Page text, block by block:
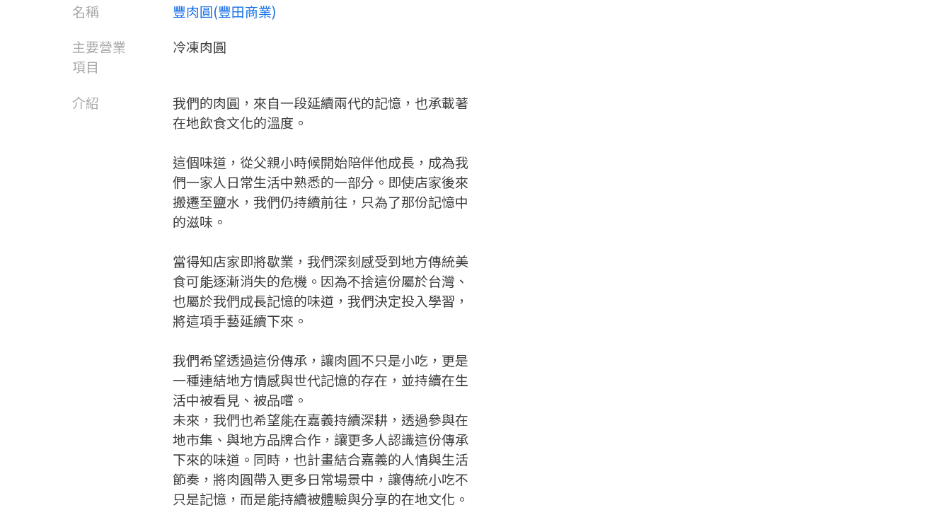
名稱
豐肉圓(豐田商業)
主要營業
項目
冷凍肉圓
介紹
我們的肉圓，來自一段延續兩代的記憶，也承載著
在地飲食文化的溫度。
這個味道，從父親小時候開始陪伴他成長，成為我
們一家人日常生活中熟悉的一部分。即使店家後來
搬遷至鹽水，我們仍持續前往，只為了那份記憶中
的滋味。
當得知店家即將歇業，我們深刻感受到地方傳統美
食可能逐漸消失的危機。因為不捨這份屬於台灣、
也屬於我們成長記憶的味道，我們決定投入學習，
將這項手藝延續下來。
我們希望透過這份傳承，讓肉圓不只是小吃，更是
一種連結地方情感與世代記憶的存在，並持續在生
活中被看見、被品嚐。
未來，我們也希望能在嘉義持續深耕，透過參與在
地市集、與地方品牌合作，讓更多人認識這份傳承
下來的味道。同時，也計畫結合嘉義的人情與生活
節奏，將肉圓帶入更多日常場景中，讓傳統小吃不
只是記憶，而是能持續被體驗與分享的在地文化。
要註冊嗎？
嗨~這個 LINE 帳號還沒有註冊
您要繼續嗎？
請加入LINE好友
請掃描或點擊 QR code
加入「嘉義優鮮」LINE 好友，
返回
註冊完成
註冊完成了！
開始填寫申請資料吧~
填寫申請資料
返回首頁
要申請新產品嗎？
您的申請資料正在等候審查中，
要申請新產品嗎？
查看申請進度
返回首頁
要看申請秘笈嗎？
看看申請教學吧！
如果你已經準備好了，
申請表。
直接申請
返回首頁